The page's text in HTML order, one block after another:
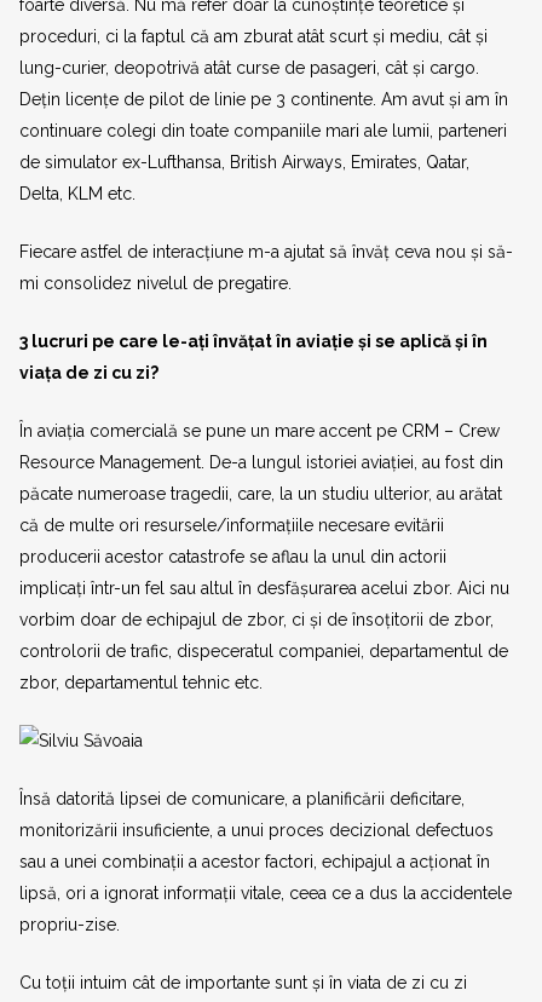
foarte diversă. Nu mă refer doar la cunoștințe teoretice și
proceduri, ci la faptul că am zburat atât scurt și mediu, cât și
lung-curier, deopotrivă atât curse de pasageri, cât și cargo.
Dețin licențe de pilot de linie pe 3 continente. Am avut și am în
continuare colegi din toate companiile mari ale lumii, parteneri
de simulator ex-Lufthansa, British Airways, Emirates, Qatar,
Delta, KLM etc.
Fiecare astfel de interacțiune m-a ajutat să învăț ceva nou și să-
mi consolidez nivelul de pregatire.
3 lucruri pe care le-ați învățat în aviație și se aplică și în
viața de zi cu zi?
În aviația comercială se pune un mare accent pe CRM – Crew
Resource Management. De-a lungul istoriei aviației, au fost din
păcate numeroase tragedii, care, la un studiu ulterior, au arătat
că de multe ori resursele/informațiile necesare evitării
producerii acestor catastrofe se aflau la unul din actorii
implicați într-un fel sau altul în desfășurarea acelui zbor. Aici nu
vorbim doar de echipajul de zbor, ci și de însoțitorii de zbor,
controlorii de trafic, dispeceratul companiei, departamentul de
zbor, departamentul tehnic etc.
Însă datorită lipsei de comunicare, a planificării deficitare,
monitorizării insuficiente, a unui proces decizional defectuos
sau a unei combinații a acestor factori, echipajul a acționat în
lipsă, ori a ignorat informații vitale, ceea ce a dus la accidentele
propriu-zise.
Cu toții intuim cât de importante sunt și în viata de zi cu zi